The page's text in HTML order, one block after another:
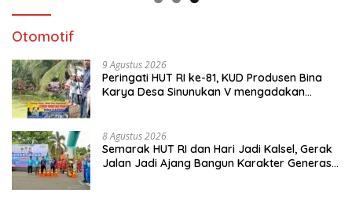
Otomotif
9 Agustus 2026
Peringati HUT RI ke-81, KUD Produsen Bina
Karya Desa Sinunukan V mengadakan
8 Agustus 2026
Semarak HUT RI dan Hari Jadi Kalsel, Gerak
Jalan Jadi Ajang Bangun Karakter Generasi